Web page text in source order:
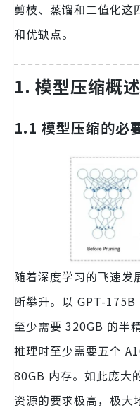
剪枝、蒸馏和二值化
和优缺点。
1. 模型压缩概述
1.1 模型压缩的必
随着深度学习的飞速发
断攀升。以 GPT-175B
至少需要 320GB 的半
推理时至少需要五个
80GB 内存。如此庞大
资源的要求极高，极大